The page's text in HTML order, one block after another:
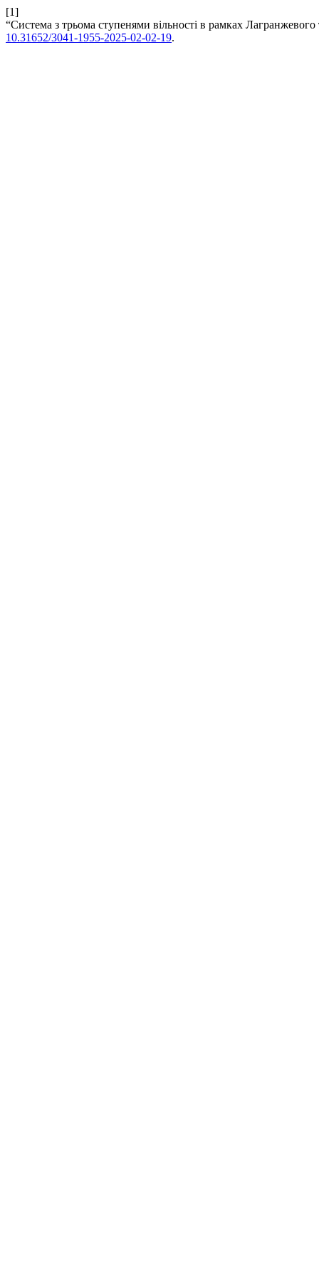
[1]
“Cистема з трьома ступенями вільності в рамках Лагранжевого
10.31652/3041-1955-2025-02-02-19.